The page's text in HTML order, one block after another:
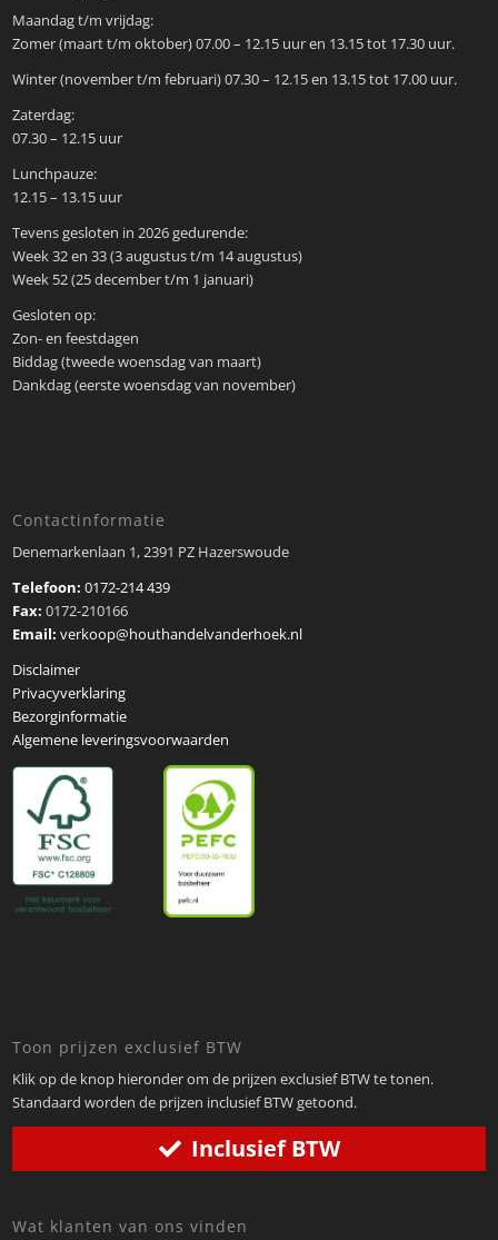
Maandag t/m vrijdag:
Zomer (maart t/m oktober) 07.00 – 12.15 uur en 13.15 tot 17.30 uur.
Winter (november t/m februari) 07.30 – 12.15 en 13.15 tot 17.00 uur.
Zaterdag:
07.30 – 12.15 uur
Lunchpauze:
12.15 – 13.15 uur
Tevens gesloten in 2026 gedurende:
Week 32 en 33 (3 augustus t/m 14 augustus)
Week 52 (25 december t/m 1 januari)
Gesloten op:
Zon- en feestdagen
Biddag (tweede woensdag van maart)
Dankdag (eerste woensdag van november)
Contactinformatie
Denemarkenlaan 1, 2391 PZ Hazerswoude
Telefoon:0172-214 439
Fax:0172-210166
Email: verkoop@houthandelvanderhoek.nl
Disclaimer
Privacyverklaring
Bezorginformatie
Algemene leveringsvoorwaarden
Toon prijzen exclusief BTW
Klik op de knop hieronder om de prijzen exclusief BTW te tonen.
Standaard worden de prijzen inclusief BTW getoond.
Inclusief BTW
Wat klanten van ons vinden